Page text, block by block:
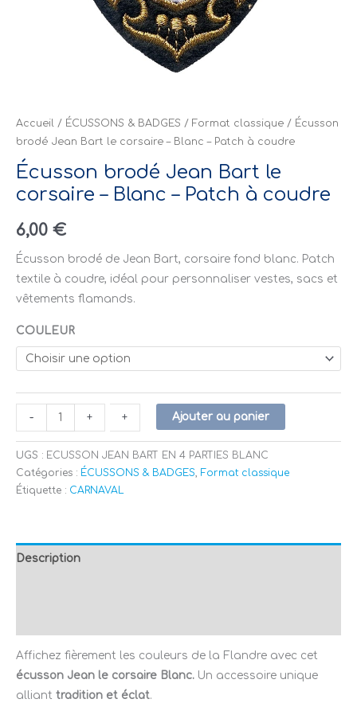
Accueil / ÉCUSSONS & BADGES / Format classique / Écusson
brodé Jean Bart le corsaire – Blanc – Patch à coudre
Écusson brodé Jean Bart le
corsaire – Blanc – Patch à coudre
6,00 €
Écusson brodé de Jean Bart, corsaire fond blanc. Patch
textile à coudre, idéal pour personnaliser vestes, sacs et
vêtements flamands.
COULEUR
-
- + + Ajouter au panier
UGS : ECUSSON JEAN BART EN 4 PARTIES BLANC
Catégories : ÉCUSSONS & BADGES, Format classique
Étiquette : CARNAVAL
Description
Affichez fièrement les couleurs de la Flandre avec cet
écusson Jean le corsaire Blanc. Un accessoire unique
alliant tradition et éclat.